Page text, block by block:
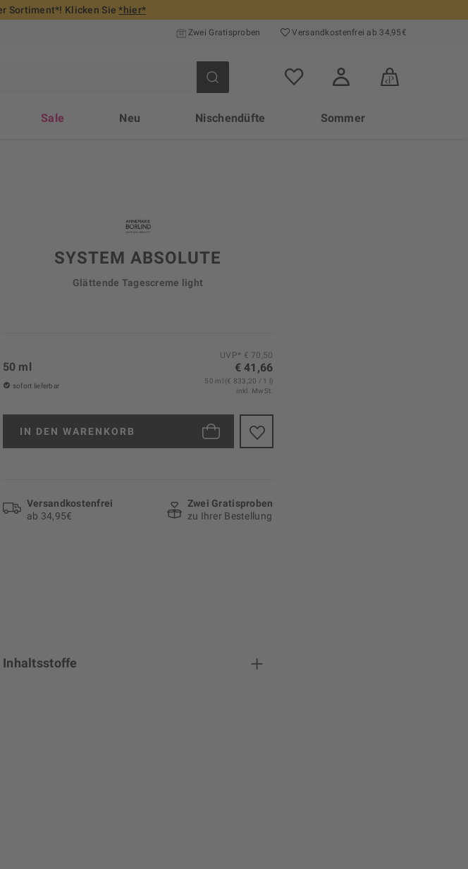
Sortiment*! Klicken Sie*hier*
Zwei Gratisproben Versand­kosten­frei ab 34,95€
Sale Neu Nischendüfte Sommer
SYSTEM ABSOLUTE
Glättende Tagescreme light
UVP* € 70,50
€ 41,66
50 ml
sofort lieferbar
50 ml (€ 833,20 / 1 l)
inkl. MwSt.
IN DEN WARENKORB
Versand­kosten­frei
ab 34,95€
Zwei Gratisproben
zu Ihrer Bestellung
Inhaltsstoffe